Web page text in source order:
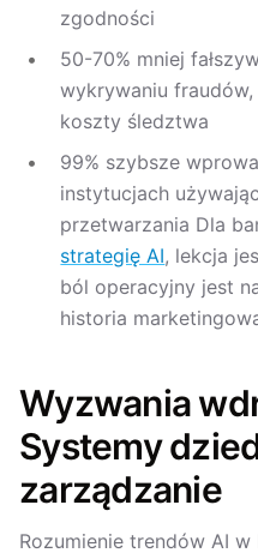
zgodności
50-70% mniej
wykrywaniu
koszty śledztwa
99% szybsze
instytucjach
przetwarzania Dla
strategię AI, lekcja
ból operacyjny jest
historia
Wyzwania
Systemy
zarządzanie
Rozumienie trendów AI